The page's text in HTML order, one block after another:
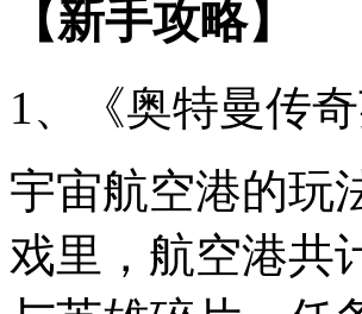
【新手攻略】
1、《奥特曼传
宇宙航空港的玩
戏里，航空港共